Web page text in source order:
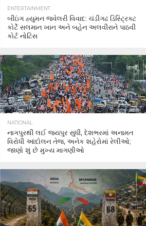
ENTERTAINMENT
બીઇંગ હ્યુમન જ્વેલરી વિવાદ: ચંડીગઢ ડિસ્ટ્રિક્ટ
કોર્ટે સલમાન ખાન અને બહેન અલવીરાને પાઠવી
કોર્ટ નોટિસ
NATIONAL
નાગપુરથી લઈ જયપુર સુધી, દેશભરમાં અનામત
વિરોધી આંદોલન તેજ, અનેક શહેરોમાં રેલીઓ;
જાણો શું છે મુખ્ય માગણીઓ